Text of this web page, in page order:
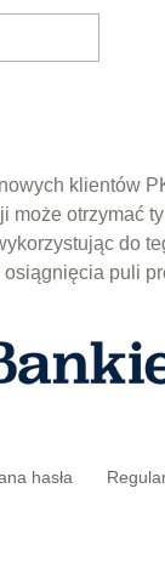
klientów
może otrzymać
do
osiągnięcia puli
hasła